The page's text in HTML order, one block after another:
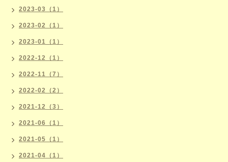
2023-03（1）
2023-02（1）
2023-01（1）
2022-12（1）
2022-11（7）
2022-02（2）
2021-12（3）
2021-06（1）
2021-05（1）
2021-04（1）